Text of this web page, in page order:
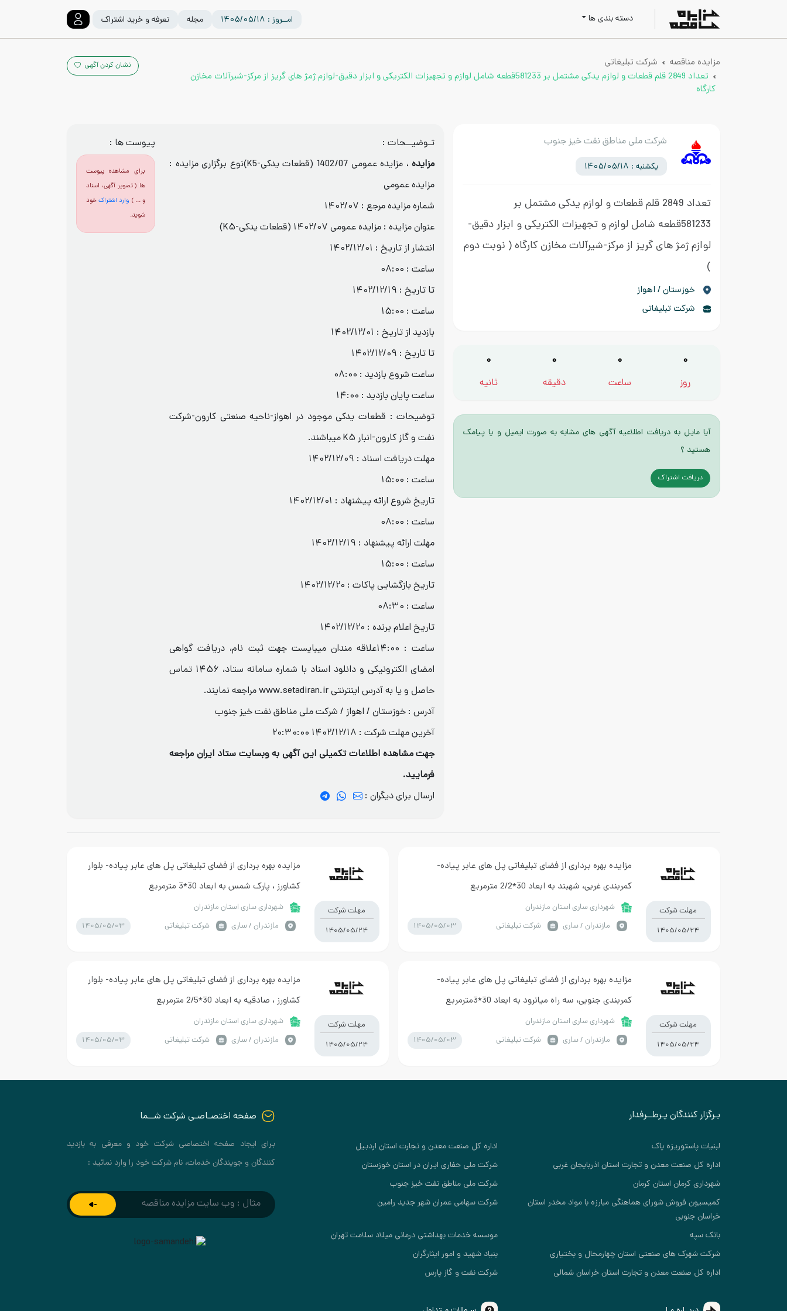
دسته بندی ها امــروز : 1405/05/18 مجله تعرفه و خرید اشتراک
مزایده مناقصه
شرکت تبلیغاتی
تعداد 2849 قلم قطعات و لوازم یدکی مشتمل بر 581233قطعه شامل لوازم و تجهیزات الکتریکی و ابزار دقیق-لوازم ژمژ های گریز از مرکز-شیرآلات مخازن
کارگاه
نشان کردن آگهی
شرکت ملی مناطق نفت خیز جنوب
یکشنبه : 1405/05/18
تعداد 2849 قلم قطعات و لوازم یدکی مشتمل بر
581233قطعه شامل لوازم و تجهیزات الکتریکی و ابزار دقیق-
لوازم ژمژ های گریز از مرکز-شیرآلات مخازن کارگاه( نوبت دوم
)
خوزستان / اهواز
شرکت تبلیغاتی
0
روز
0
ساعت
0
دقیقه
0
ثانیه
آیا مایل به دریافت اطلاعیه آگهی های مشابه به صورت ایمیل و یا پیامک
هستید ؟
دریافت اشتراک
تـوضیــحات :
مزایده، مزایده عمومی 1402/07 (قطعات یدکی-K5)
نوع برگزاری مزایده :
مزایده عمومی
شماره مزایده مرجع : 1402/07
عنوان مزایده : مزایده عمومی 1402/07 (قطعات یدکی-K5)
انتشار از تاریخ : 1402/12/01
ساعت : 08:00
تا تاریخ : 1402/12/19
ساعت : 15:00
بازدید از تاریخ : 1402/12/01
تا تاریخ : 1402/12/09
ساعت شروع بازدید : 08:00
ساعت پایان بازدید : 14:00
توضیحات : قطعات یدکی موجود در اهواز-ناحیه صنعتی کارون-شرکت
نفت و گاز کارون-انبار K5 میباشند.
مهلت دریافت اسناد : 1402/12/09
ساعت : 15:00
تاریخ شروع ارائه پیشنهاد : 1402/12/01
ساعت : 08:00
مهلت ارائه پیشنهاد : 1402/12/19
ساعت : 15:00
تاریخ بازگشایی پاکات : 1402/12/20
ساعت : 08:30
تاریخ اعلام برنده : 1402/12/20
ساعت : 14:00علاقه مندان میبایست جهت ثبت نام، دریافت گواهی
امضای الکترونیکی و دانلود اسناد با شماره سامانه ستاد، 1456 تماس
حاصل و یا به آدرس اینترنتی www.setadiran.ir مراجعه نمایند.
آدرس : خوزستان / اهواز / شرکت ملی مناطق نفت خیز جنوب
آخرین مهلت شرکت : 1402/12/18 20:30:00
جهت مشاهده اطلاعات تکمیلی این آگهی به وبسایت ستاد ایران مراجعه
فرمایید.
ارسال برای دیگران :
پیوست ها :
برای مشاهده پیوست
ها ( تصویر آگهی، اسناد
و ... ) وارد اشتراکخود
شوید.
مهلت شرکت
1405/05/24
مزایده بهره برداری از فضای تبلیغاتی پل های عابر پیاده-
کمربندی غربی، شهبند به ابعاد 30*2/2 مترمربع
شهرداری ساری استان مازندران
مازندران / ساری
شرکت تبلیغاتی 1405/05/03
مهلت شرکت
1405/05/24
مزایده بهره برداری از فضای تبلیغاتی پل های عابر پیاده- بلوار
کشاورز ، پارک شمس به ابعاد 30*3 مترمربع
شهرداری ساری استان مازندران
مازندران / ساری
شرکت تبلیغاتی 1405/05/03
مهلت شرکت
1405/05/24
مزایده بهره برداری از فضای تبلیغاتی پل های عابر پیاده-
کمربندی جنوبی، سه راه میانرود به ابعاد 30*3مترمربع
شهرداری ساری استان مازندران
مازندران / ساری
شرکت تبلیغاتی 1405/05/03
مهلت شرکت
1405/05/24
مزایده بهره برداری از فضای تبلیغاتی پل های عابر پیاده- بلوار
کشاورز ، صادقیه به ابعاد 30*2/5 مترمربع
شهرداری ساری استان مازندران
مازندران / ساری
شرکت تبلیغاتی 1405/05/03
بـرگزار کنندگان پـرطــرفدار
لبنیات پاستوریزه پاک
اداره کل صنعت معدن و تجارت استان اردبیل
اداره کل صنعت معدن و تجارت استان اذربایجان غربی
شرکت ملی حفاری ایران در استان خوزستان
شهرداری کرمان استان کرمان
شرکت ملی مناطق نفت خیز جنوب
کمیسیون فروش شورای هماهنگی مبارزه با مواد مخدر استان
خراسان جنوبی
شرکت سهامی عمران شهر جدید رامین
بانک سپه
موسسه خدمات بهداشتی درمانی میلاد سلامت تهران
شرکت شهرک های صنعتی استان چهارمحال و بختیاری
بنیاد شهید و امور ایثارگران
اداره کل صنعت معدن و تجارت استان خراسان شمالی
شرکت نفت و گاز پارس
صفحه اختصـاصـی شرکت شــما
برای ایجاد صفحه اختصاصی شرکت خود و معرفی به بازدید
کنندگان و جویندگان خدمات، نام شرکت خود را وارد نمائید :